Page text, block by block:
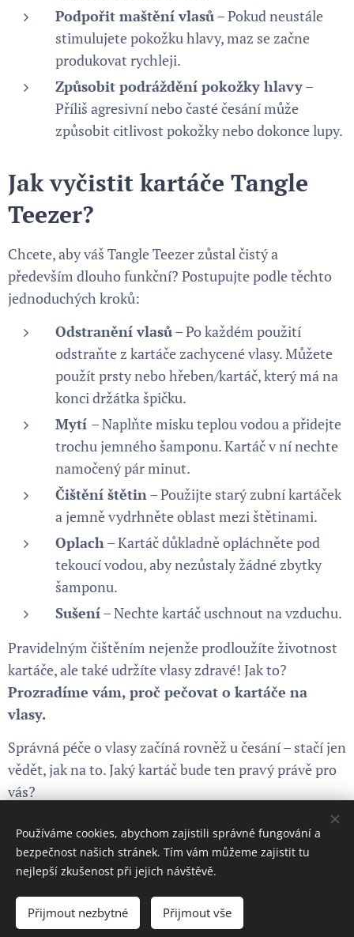
Podpořit maštění vlasů– Pokud neustále
stimulujete pokožku hlavy, maz se začne
produkovat rychleji.
Způsobit podráždění pokožky hlavy–
Příliš agresivní nebo časté česání může
způsobit citlivost pokožky nebo dokonce lupy.
Jak vyčistit kartáče Tangle
Teezer?
Chcete, aby váš Tangle Teezer zůstal čistý a
především dlouho funkční? Postupujte podle těchto
jednoduchých kroků:
Odstranění vlasů– Po každém použití
odstraňte z kartáče zachycené vlasy. Můžete
použít prsty nebo hřeben/kartáč, který má na
konci držátka špičku.
Mytí – Naplňte misku teplou vodou a přidejte
trochu jemného šamponu. Kartáč v ní nechte
namočený pár minut.
Čištění štětin– Použijte starý zubní kartáček
a jemně vydrhněte oblast mezi štětinami.
Oplach– Kartáč důkladně opláchněte pod
tekoucí vodou, aby nezůstaly žádné zbytky
šamponu.
Sušení– Nechte kartáč uschnout na vzduchu.
Pravidelným čištěním nejenže prodloužíte životnost
kartáče, ale také udržíte vlasy zdravé! Jak to?
Prozradíme vám, proč pečovat o kartáče na
vlasy.
Správná péče o vlasy začíná rovněž u česání – stačí jen
vědět, jak na to. Jaký kartáč bude ten pravý právě pro
vás?
Share
Cookies
Používáme cookies, abychom zajistili správné fungování a
bezpečnost našich stránek. Tím vám můžeme zajistit tu
nejlepší zkušenost při jejich návštěvě.
Přijmout nezbytné Přijmout vše